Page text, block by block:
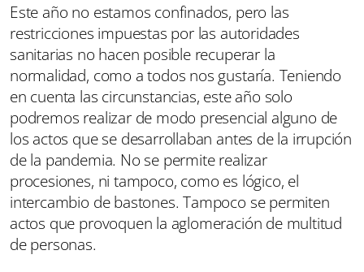
Este año no estamos confinados, pero las
restricciones impuestas por las autoridades
sanitarias no hacen posible recuperar la
normalidad, como a todos nos gustaría. Teniendo
en cuenta las circunstancias, este año solo
podremos realizar de modo presencial alguno de
los actos que se desarrollaban antes de la irrupción
de la pandemia. No se permite realizar
procesiones, ni tampoco, como es lógico, el
intercambio de bastones. Tampoco se permiten
actos que provoquen la aglomeración de multitud
de personas.